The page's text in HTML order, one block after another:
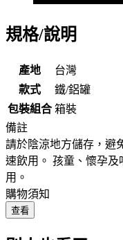
規格/說明
產地
台灣
款式
鐵/鋁罐
包裝組合 箱裝
備註
請於陰涼地方儲存，避
速飲用。 孩童、懷孕
用。
購物須知
查看